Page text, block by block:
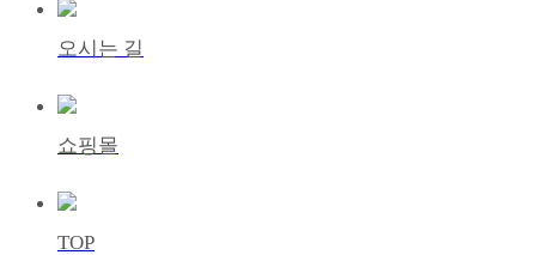
오시는 길
쇼핑몰
TOP